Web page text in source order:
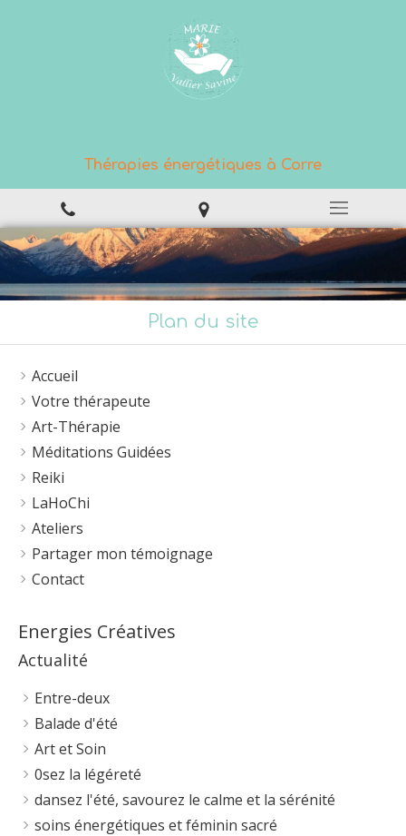
Thérapies énergétiques à Corre
Plan du site
Accueil
Votre thérapeute
Art-Thérapie
Méditations Guidées
Reiki
LaHoChi
Ateliers
Partager mon témoignage
Contact
Energies Créatives
Actualité
Entre-deux
Balade d'été
Art et Soin
0sez la légéreté
dansez l'été, savourez le calme et la sérénité
soins énergétiques et féminin sacré